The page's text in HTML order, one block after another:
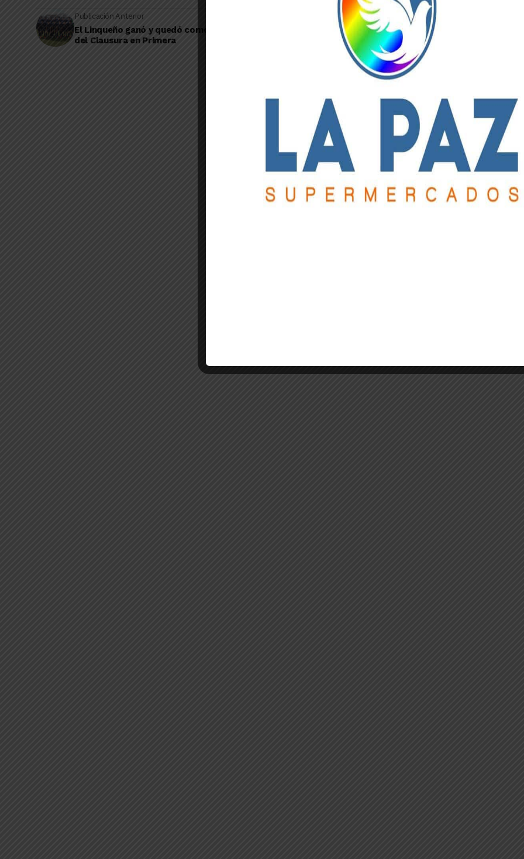
Publicación Anterior
El Linqueño ganó y quedó como único puntero
del Clausura en Primera
Publicación Siguiente
Santa Rita de Piedritas, en donde juega el
roberense Verón, jugará el próximo torneo
Regional Amateur